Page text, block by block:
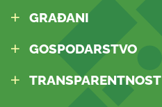
GRAĐANI
GOSPODARSTVO
TRANSPARENTNOST